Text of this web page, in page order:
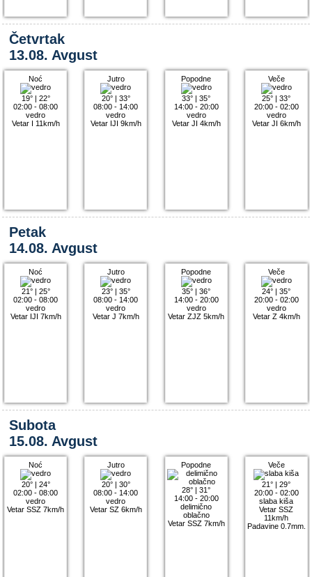
Četvrtak
13.08. Avgust
Noć
19°| 22°
02:00 - 08:00
vedro
Vetar I 11km/h
Jutro
20°| 33°
08:00 - 14:00
vedro
Vetar IJI 9km/h
Popodne
33° |35°
14:00 - 20:00
vedro
Vetar JI 4km/h
Veče
25° |33°
20:00 - 02:00
vedro
Vetar JI 6km/h
Petak
14.08. Avgust
Noć
21°| 25°
02:00 - 08:00
vedro
Vetar IJI 7km/h
Jutro
23°| 35°
08:00 - 14:00
vedro
Vetar J 7km/h
Popodne
35° |36°
14:00 - 20:00
vedro
Vetar ZJZ 5km/h
Veče
24° |35°
20:00 - 02:00
vedro
Vetar Z 4km/h
Subota
15.08. Avgust
Noć
20°| 24°
02:00 - 08:00
vedro
Vetar SSZ 7km/h
Jutro
20°| 30°
08:00 - 14:00
vedro
Vetar SZ 6km/h
Popodne
28° |31°
14:00 - 20:00
delimično
oblačno
Vetar SSZ 7km/h
Veče
21° |29°
20:00 - 02:00
slaba kiša
Vetar SSZ
11km/h
Padavine 0.7mm.